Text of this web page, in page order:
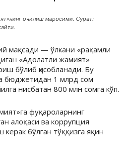
очилиш маросими. Сурат:
мақсади — ўлкани «рақамли
«Адолатли жамият»
бўлиб ҳисобланади. Бу
бюджетидан 1 млрд сом
нисбатан 800 млн сомга кўп.
фуқароларнинг
алоқаси ва коррупция
бўлган тўққизга яқин